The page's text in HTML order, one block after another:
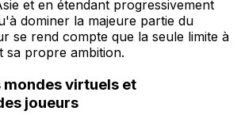
et en étendant progressivement
dominer la majeure partie du
se rend compte que la seule limite à
sa propre ambition.
virtuels et
joueurs